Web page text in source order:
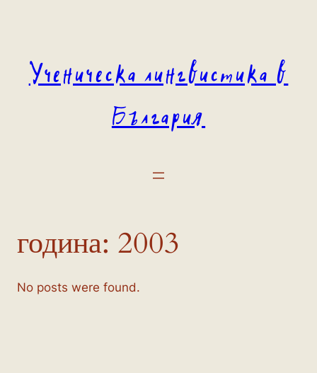
Ученическа лингвистика в
България
година: 2003
No posts were found.